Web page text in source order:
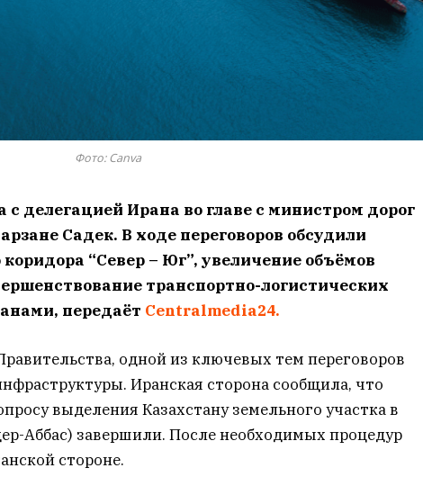
Фото: Canva
с делегацией Ирана во главе с министром дорог
Садек. В ходе переговоров обсудили
“Север – Юг”, увеличение объёмов
транспортно-логистических
передаёт Centralmedia24.
одной из ключевых тем переговоров
Иранская сторона сообщила, что
выделения Казахстану земельного участка в
Аббас) завершили. После необходимых процедур
стороне.